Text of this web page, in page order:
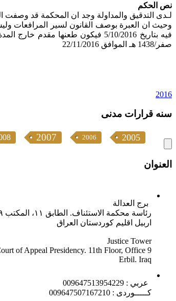
نص الحكم
لـدى التدقيق والمداولة وجد ان المحكمة قد وصفت
صفر/1438 هـ الموافق 22/11/2016
2016
سنە قرارات مدنی
2007 2006 2005
العنوان
برج العدالة
رئاسة محكمة الاستئناف. الطابق ١١، المكتب ٩
اربيل اقليم كوردستان العراق
Justice Tower
of Appeal Presidency. 11th Floor, Office 9
Erbil. Iraq
عربي : 009647513954229
كـــــوردى : 009647507167210